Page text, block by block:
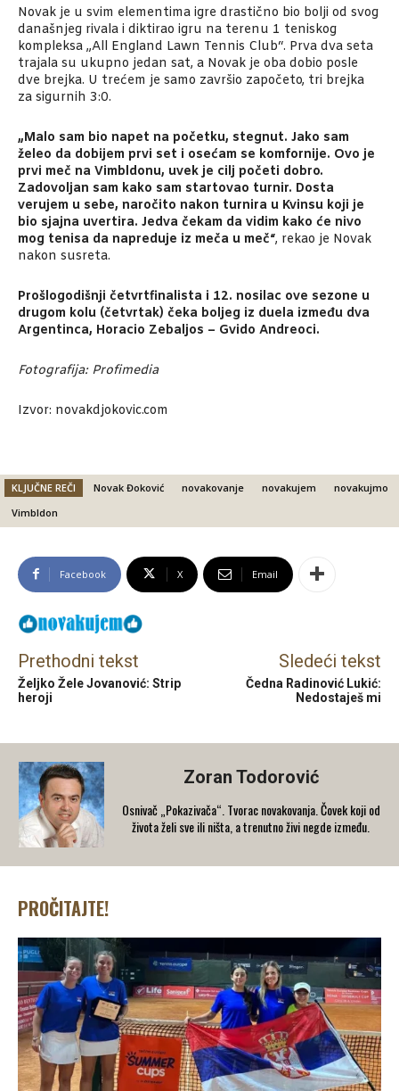
Novak je u svim elementima igre drastično bio bolji od svog
današnjeg rivala i diktirao igru na terenu 1 teniskog
kompleksa „All England Lawn Tennis Club“. Prva dva seta
trajala su ukupno jedan sat, a Novak je oba dobio posle
dve brejka. U trećem je samo završio započeto, tri brejka
za sigurnih 3:0.
„Malo sam bio napet na početku, stegnut. Jako sam
želeo da dobijem prvi set i osećam se komfornije. Ovo je
prvi meč na Vimbldonu, uvek je cilj početi dobro.
Zadovoljan sam kako sam startovao turnir. Dosta
verujem u sebe, naročito nakon turnira u Kvinsu koji je
bio sjajna uvertira. Jedva čekam da vidim kako će nivo
mog tenisa da napreduje iz meča u meč“, rekao je Novak
nakon susreta.
Prošlogodišnji četvrtfinalista i 12. nosilac ove sezone u
drugom kolu (četvrtak) čeka boljeg iz duela između dva
Argentinca, Horacio Zebaljos – Gvido Andreoci.
Fotografija: Profimedia
Izvor: novakdjokovic.com
KLJUČNE REČI Novak Đoković novakovanje novakujem
novakujmo
Vimbldon
Facebook X Email
Prethodni tekst
Željko Žele Jovanović: Strip
heroji
Sledeći tekst
Čedna Radinović Lukić:
Nedostaješ mi
Zoran Todorović
Osnivač „Pokazivača“. Tvorac novakovanja. Čovek koji od
života želi sve ili ništa, a trenutno živi negde između.
PROČITAJTE!